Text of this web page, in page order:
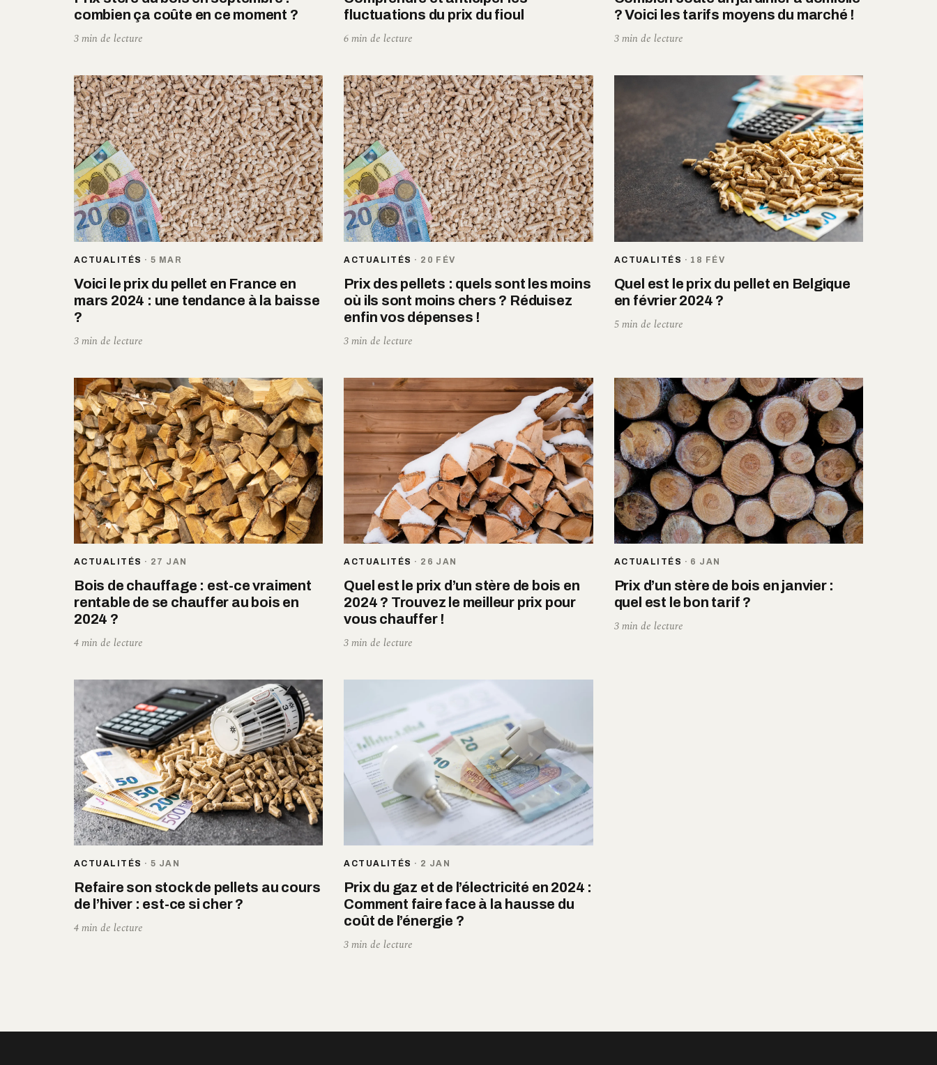
combien ça coûte en ce moment ?
3 min de lecture
fluctuations du prix du fioul
6 min de lecture
? Voici les tarifs moyens du marché !
3 min de lecture
ACTUALITÉS · 5 MAR
Voici le prix du pellet en France en
mars 2024 : une tendance à la baisse
?
3 min de lecture
ACTUALITÉS · 20 FÉV
Prix des pellets : quels sont les moins
où ils sont moins chers ? Réduisez
enfin vos dépenses !
3 min de lecture
ACTUALITÉS · 18 FÉV
Quel est le prix du pellet en Belgique
en février 2024 ?
5 min de lecture
ACTUALITÉS · 27 JAN
Bois de chauffage : est-ce vraiment
rentable de se chauffer au bois en
2024 ?
4 min de lecture
ACTUALITÉS · 26 JAN
Quel est le prix d’un stère de bois en
2024 ? Trouvez le meilleur prix pour
vous chauffer !
3 min de lecture
ACTUALITÉS · 6 JAN
Prix d’un stère de bois en janvier :
quel est le bon tarif ?
3 min de lecture
ACTUALITÉS · 5 JAN
Refaire son stock de pellets au cours
de l’hiver : est-ce si cher ?
4 min de lecture
ACTUALITÉS · 2 JAN
Prix du gaz et de l’électricité en 2024 :
Comment faire face à la hausse du
coût de l’énergie ?
3 min de lecture